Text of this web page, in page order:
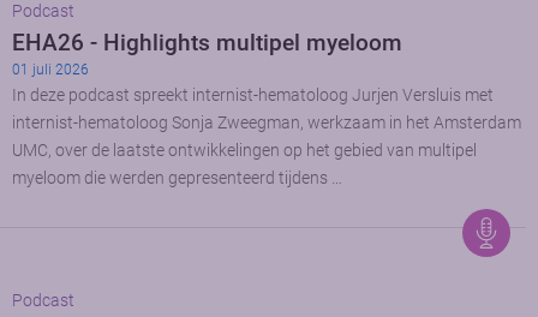
Podcast
EHA26 - Highlights multipel myeloom
01 juli 2026
In deze podcast spreekt internist-hematoloog Jurjen Versluis met
internist-hematoloog Sonja Zweegman, werkzaam in het Amsterdam
UMC, over de laatste ontwikkelingen op het gebied van multipel
myeloom die werden gepresenteerd tijdens …
Podcast